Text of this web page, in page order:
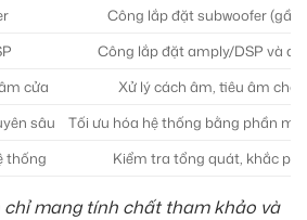
Công lắp đặt subwoofer
Công lắp đặt amply/DSP và đi
cửa
Xử lý cách âm, tiêu âm cho
sâu
Tối ưu hóa hệ thống bằng phần
thống
Kiểm tra tổng quát, khắc
chỉ mang tính chất tham khảo và